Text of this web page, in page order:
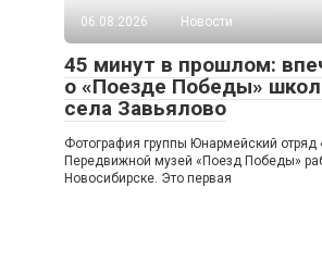
06.08.2026
Новости
45 минут в прошлом:
о «Поезде Победы»
села Завьялово
Фотография группы Юнармейский отряд
Передвижной музей «Поезд Победы»
Новосибирске. Это первая